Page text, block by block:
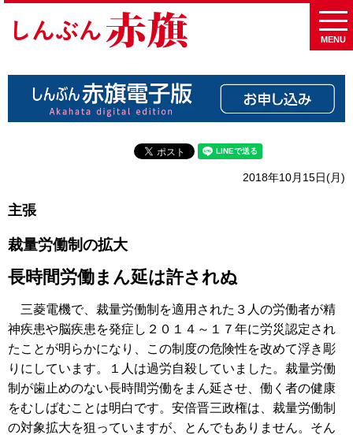
MENU
2018年10月15日(月)
主張
裁量労働制の拡大
長時間労働まん延は許されぬ
三菱電機で、裁量労働制を適用された３人の労働者が精
神疾患や脳疾患を発症し２０１４～１７年に労災認定され
たことが明らかになり、この制度の危険性を改めて浮き彫
りにしています。１人は過労自殺していました。裁量労働
制が歯止めのない長時間労働をまん延させ、働く者の健康
をむしばむことは明白です。安倍晋三政権は、裁量労働制
の対象拡大を狙っていますが、とんでもありません。そん